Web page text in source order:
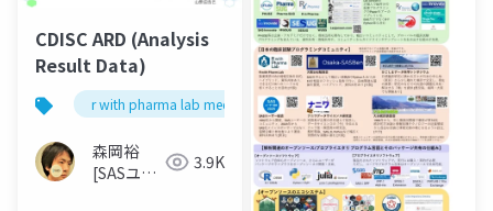
CDISC ARD (Analysis
Result Data)
r with pharma lab meetup 1
森岡裕
[SASユー
3.9K